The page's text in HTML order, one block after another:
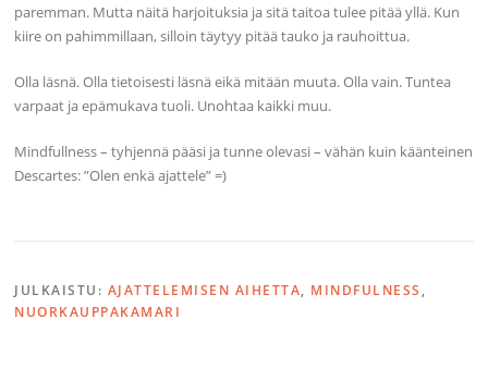
paremman. Mutta näitä harjoituksia ja sitä taitoa tulee pitää yllä. Kun
kiire on pahimmillaan, silloin täytyy pitää tauko ja rauhoittua.
Olla läsnä. Olla tietoisesti läsnä eikä mitään muuta. Olla vain. Tuntea
varpaat ja epämukava tuoli. Unohtaa kaikki muu.
Mindfullness – tyhjennä pääsi ja tunne olevasi – vähän kuin käänteinen
Descartes: ”Olen enkä ajattele” =)
JULKAISTU: AJATTELEMISEN AIHETTA, MINDFULNESS,
NUORKAUPPAKAMARI